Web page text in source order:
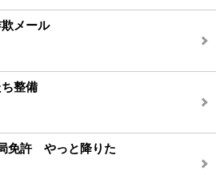
メール
整備
免許 やっと降りた